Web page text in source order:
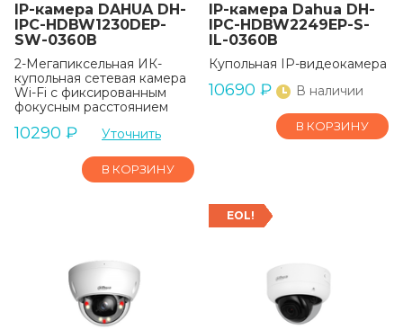
IP-камера DAHUA DH-
IPC-HDBW1230DEP-
SW-0360B
2-Мегапиксельная ИК-
купольная сетевая камера
Wi-Fi с фиксированным
фокусным расстоянием
10290 ₽ Уточнить
В КОРЗИНУ
IP-камера Dahua DH-
IPC-HDBW2249EP-S-
IL-0360B
Купольная IP-видеокамера
10690 ₽ В наличии
В КОРЗИНУ
EOL!